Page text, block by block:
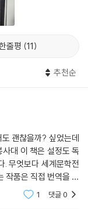
전의 작품과는 다른
용하는 것에 대한 바
유머가 인간의 본성을
제공한다고 여기게
창설하라!
의 총애를 한 몸에 받
루의 아마존 밀림 지
에게 부여된 임무는 바
하라는 것. 아마존의
나머지 인근 마을 여자
줄평 11
추천순
괜찮을까? 싶었는데
대 이 책은 설정도 독
. 무엇보다 세계문학전
작품은 직접 번역을 비
이 책만은 문학동네에
1 댓글0